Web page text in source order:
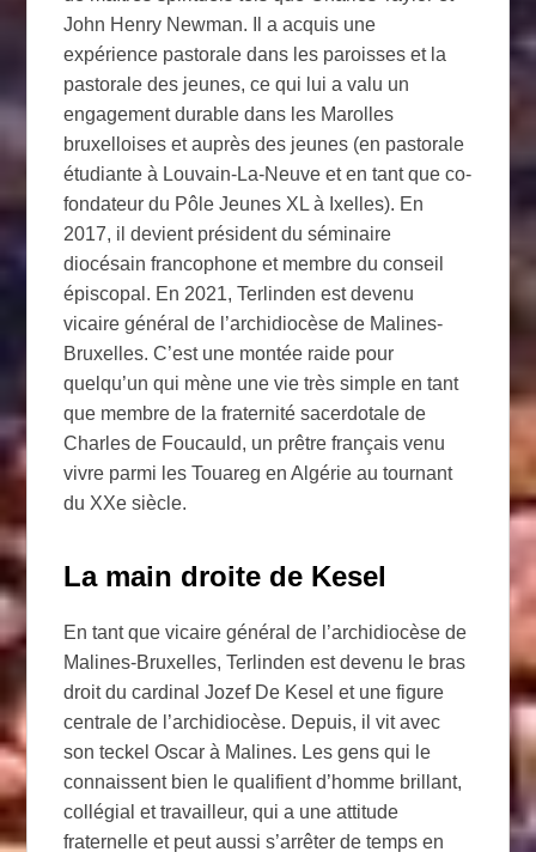
John Henry Newman. Il a acquis une
expérience pastorale dans les paroisses et la
pastorale des jeunes, ce qui lui a valu un
engagement durable dans les Marolles
bruxelloises et auprès des jeunes (en pastorale
étudiante à Louvain-La-Neuve et en tant que co-
fondateur du Pôle Jeunes XL à Ixelles). En
2017, il devient président du séminaire
diocésain francophone et membre du conseil
épiscopal. En 2021, Terlinden est devenu
vicaire général de l’archidiocèse de Malines-
Bruxelles. C’est une montée raide pour
quelqu’un qui mène une vie très simple en tant
que membre de la fraternité sacerdotale de
Charles de Foucauld, un prêtre français venu
vivre parmi les Touareg en Algérie au tournant
du XXe siècle.
La main droite de Kesel
En tant que vicaire général de l’archidiocèse de
Malines-Bruxelles, Terlinden est devenu le bras
droit du cardinal Jozef De Kesel et une figure
centrale de l’archidiocèse. Depuis, il vit avec
son teckel Oscar à Malines. Les gens qui le
connaissent bien le qualifient d’homme brillant,
collégial et travailleur, qui a une attitude
fraternelle et peut aussi s’arrêter de temps en